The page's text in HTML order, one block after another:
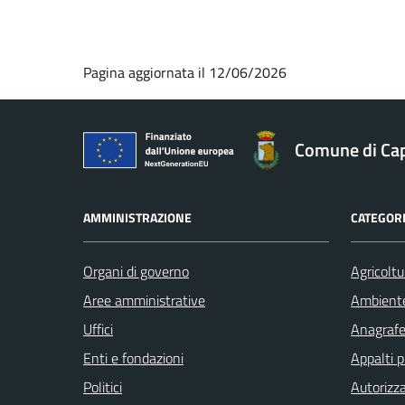
Pagina aggiornata il 12/06/2026
Comune di
AMMINISTRAZIONE
Organi di governo
Aree amministrative
Uffici
Enti e fondazioni
Politici
Appalti